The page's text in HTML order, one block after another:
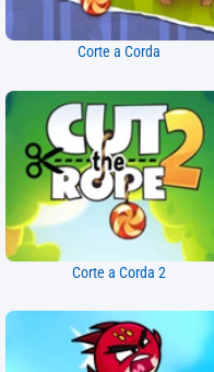
Corte a Corda
Corte a Corda 2